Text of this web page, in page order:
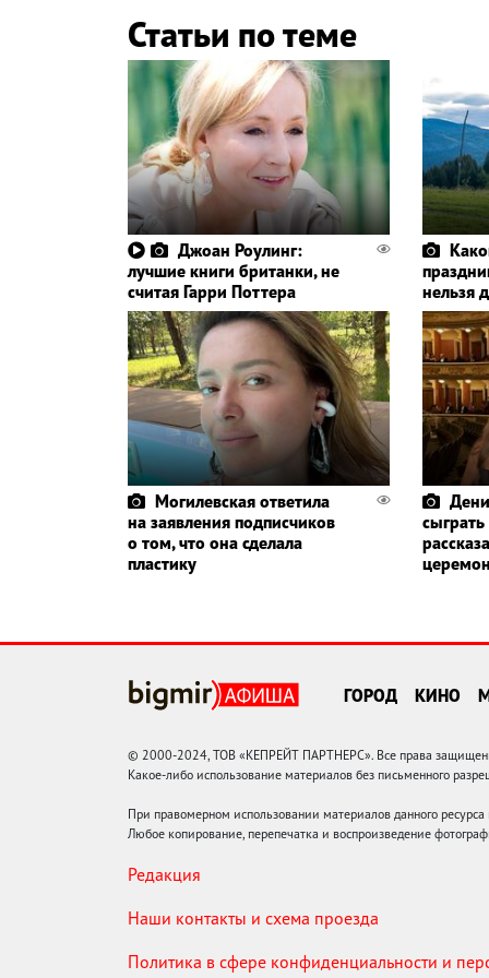
Статьи по теме
Джоан Роулинг:
лучшие книги британки, не
считая Гарри Поттера
нельзя
Могилевская ответила
на заявления подписчиков
о том, что она сделала
пластику
ГОРОД КИНО
© 2000-2024, ТОВ «КЕПРЕЙТ ПАРТНЕРС». Все права
Какое-либо использование материалов без письменного
При правомерном использовании материалов данного
Любое копирование, перепечатка и воспроизведение
Редакция
Наши контакты и схема проезда
Политика в сфере конфиденциальности и